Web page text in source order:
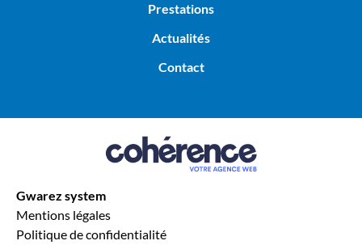
Prestations
Actualités
Contact
Gwarez system
Mentions légales
Politique de confidentialité